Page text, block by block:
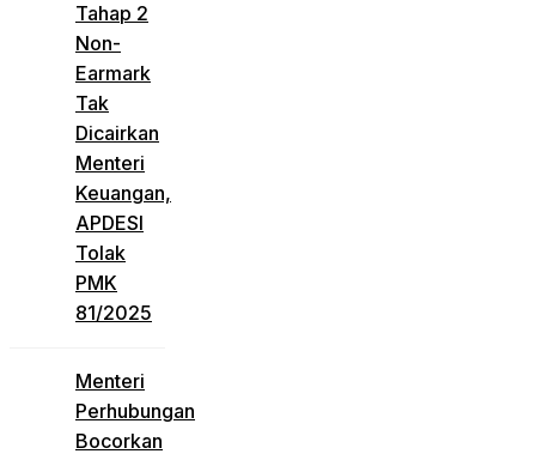
Tahap 2
Non-
Earmark
Tak
Dicairkan
Menteri
Keuangan,
APDESI
Tolak
PMK
81/2025
Menteri
Perhubungan
Bocorkan